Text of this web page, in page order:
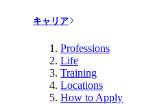
キャリア
Professions
Life
Training
Locations
How to Apply